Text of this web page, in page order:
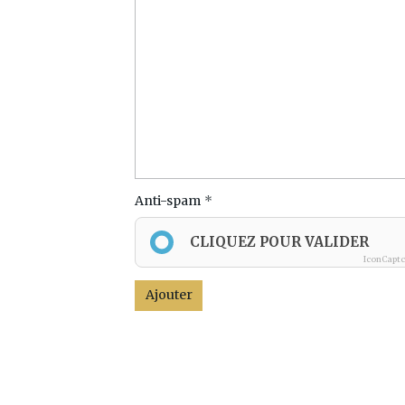
Anti-spam
CLIQUEZ POUR VALIDER
Ajouter